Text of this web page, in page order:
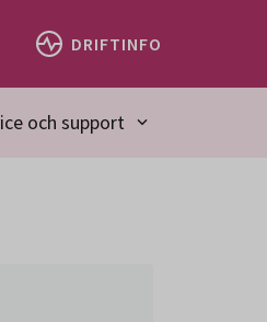
DRIFTINFO
och support